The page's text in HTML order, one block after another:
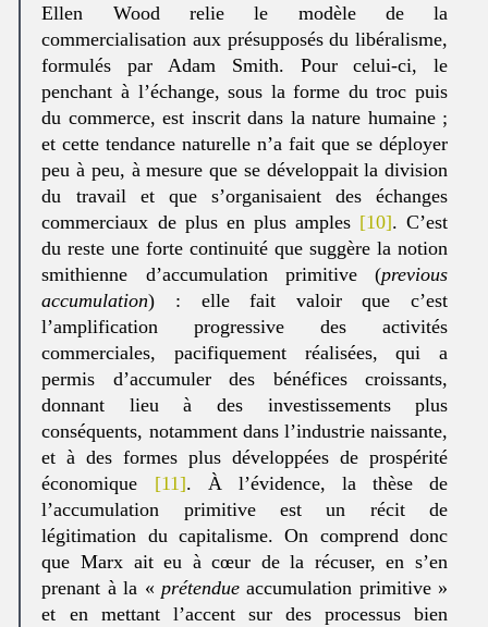
Ellen Wood relie le modèle de la
commercialisation aux présupposés du libéralisme,
formulés par Adam Smith. Pour celui-ci, le
penchant à l’échange, sous la forme du troc puis
du commerce, est inscrit dans la nature humaine ;
et cette tendance naturelle n’a fait que se déployer
peu à peu, à mesure que se développait la division
du travail et que s’organisaient des échanges
commerciaux de plus en plus amples [10]. C’est
du reste une forte continuité que suggère la notion
smithienne d’accumulation primitive (previous
accumulation) : elle fait valoir que c’est
l’amplification progressive des activités
commerciales, pacifiquement réalisées, qui a
permis d’accumuler des bénéfices croissants,
donnant lieu à des investissements plus
conséquents, notamment dans l’industrie naissante,
et à des formes plus développées de prospérité
économique [11]. À l’évidence, la thèse de
l’accumulation primitive est un récit de
légitimation du capitalisme. On comprend donc
que Marx ait eu à cœur de la récuser, en s’en
prenant à la « prétendueaccumulation primitive »
et en mettant l’accent sur des processus bien